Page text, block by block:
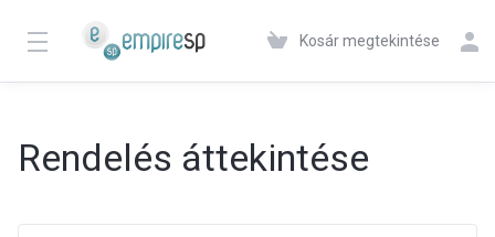
Kosár megtekintése
Rendelés áttekintése